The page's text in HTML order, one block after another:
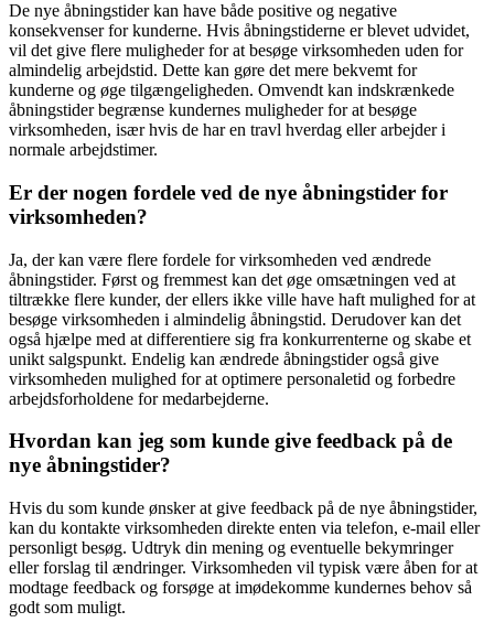
De nye åbningstider kan have både positive og negative
konsekvenser for kunderne. Hvis åbningstiderne er blevet udvidet,
vil det give flere muligheder for at besøge virksomheden uden for
almindelig arbejdstid. Dette kan gøre det mere bekvemt for
kunderne og øge tilgængeligheden. Omvendt kan indskrænkede
åbningstider begrænse kundernes muligheder for at besøge
virksomheden, især hvis de har en travl hverdag eller arbejder i
normale arbejdstimer.
Er der nogen fordele ved de nye åbningstider for
virksomheden?
Ja, der kan være flere fordele for virksomheden ved ændrede
åbningstider. Først og fremmest kan det øge omsætningen ved at
tiltrække flere kunder, der ellers ikke ville have haft mulighed for at
besøge virksomheden i almindelig åbningstid. Derudover kan det
også hjælpe med at differentiere sig fra konkurrenterne og skabe et
unikt salgspunkt. Endelig kan ændrede åbningstider også give
virksomheden mulighed for at optimere personaletid og forbedre
arbejdsforholdene for medarbejderne.
Hvordan kan jeg som kunde give feedback på de
nye åbningstider?
Hvis du som kunde ønsker at give feedback på de nye åbningstider,
kan du kontakte virksomheden direkte enten via telefon, e-mail eller
personligt besøg. Udtryk din mening og eventuelle bekymringer
eller forslag til ændringer. Virksomheden vil typisk være åben for at
modtage feedback og forsøge at imødekomme kundernes behov så
godt som muligt.